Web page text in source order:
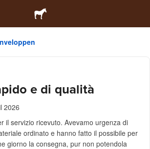
e di qualità
2026
il servizio ricevuto. Avevamo urgenza di
ordinato e hanno fatto il possibile per
giorno la consegna, pur non potendola